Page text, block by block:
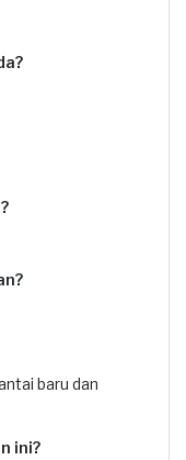
baru dan
ini?